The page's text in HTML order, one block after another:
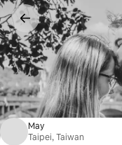
Pular
para
o
conteúdo
May
Taipei, Taiwan